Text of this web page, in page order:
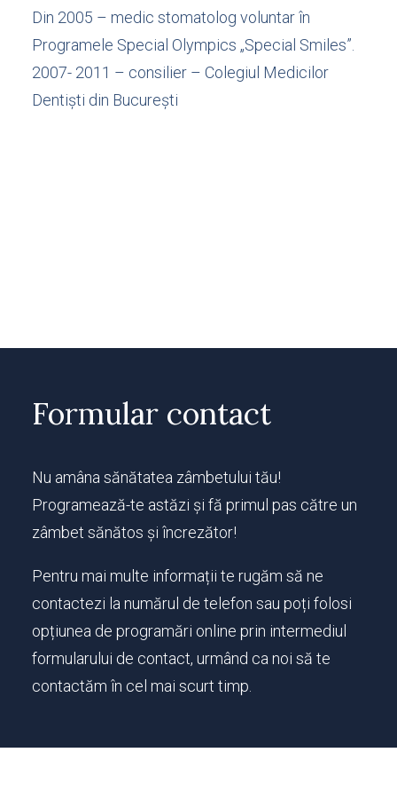
Din 2005 – medic stomatolog voluntar în
Programele Special Olympics „Special Smiles”.
2007- 2011 – consilier – Colegiul Medicilor
Dentişti din Bucureşti
Formular contact
Nu amâna sănătatea zâmbetului tău!
Programează-te astăzi și fă primul pas către un
zâmbet sănătos și încrezător!
Pentru mai multe informații te rugăm să ne
contactezi la numărul de telefon sau poți folosi
opțiunea de programări online prin intermediul
formularului de contact, urmând ca noi să te
contactăm în cel mai scurt timp.